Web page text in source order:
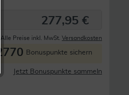
277,95 €
Alle Preise inkl. MwSt. Versandkosten
2770 Bonuspunkte sichern
Jetzt Bonuspunkte sammeln